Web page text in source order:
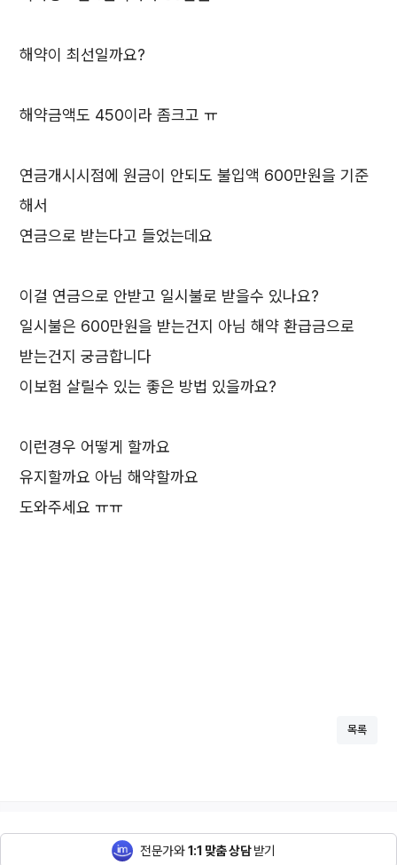
해약이 최선일까요?
해약금액도 450이라 좀크고 ㅠ
연금개시시점에 원금이 안되도 불입액 600만원을 기준
해서
연금으로 받는다고 들었는데요
이걸 연금으로 안받고 일시불로 받을수 있나요?
일시불은 600만원을 받는건지 아님 해약 환급금으로
받는건지 궁금합니다
이보험 살릴수 있는 좋은 방법 있을까요?
이런경우 어떻게 할까요
유지할까요 아님 해약할까요
도와주세요 ㅠㅠ
목록
전문가와1:1 맞춤 상담받기